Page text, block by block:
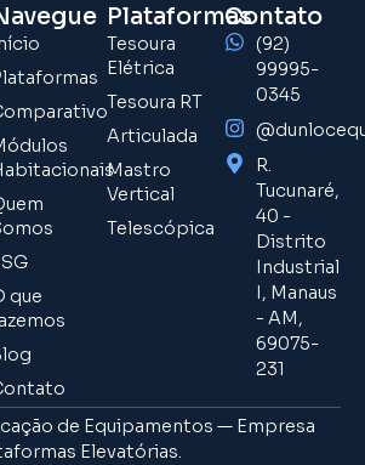
que
Plataformas
Tesoura
Elétrica
Tesoura RT
Articulada
Mastro
Vertical
Telescópica
Contato
(92)
99995-
0345
R.
Tucunaré,
40 -
Distrito
Industrial
I, Manaus
- AM,
69075-
231
de Equipamentos — Empresa
Elevatórias.